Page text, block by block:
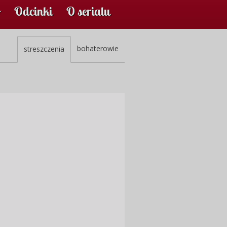
Odcinki O serialu
bohaterowie
streszczenia